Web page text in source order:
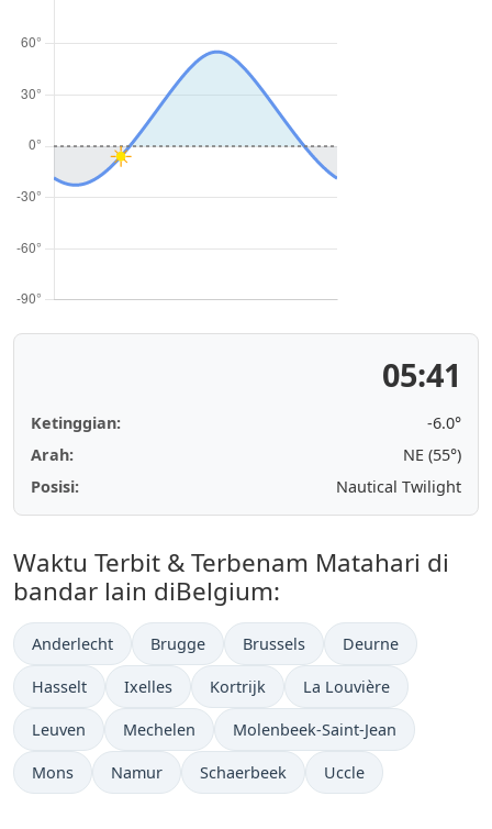
05:41
Ketinggian:
-6.0°
Arah:
NE (55°)
Posisi:
Nautical Twilight
Waktu Terbit & Terbenam Matahari di
bandar lain diBelgium:
Anderlecht Brugge Brussels Deurne
Hasselt Ixelles Kortrijk La Louvière
Leuven Mechelen Molenbeek-Saint-Jean
Mons Namur Schaerbeek Uccle